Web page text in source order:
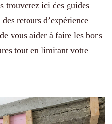
trouverez ici des guides
retours d’expérience
vous aider à faire les bons
tout en limitant votre